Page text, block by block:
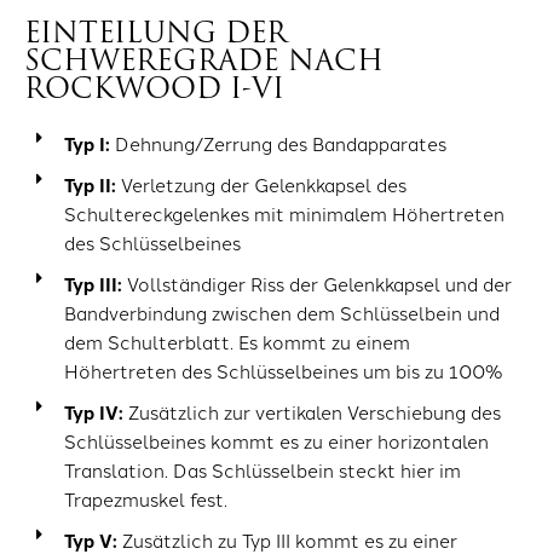
EINTEILUNG DER
SCHWEREGRADE NACH
ROCKWOOD I-VI
Typ I: Dehnung/Zerrung des Bandapparates
Typ II: Verletzung der Gelenkkapsel des
Schultereckgelenkes mit minimalem Höhertreten
des Schlüsselbeines
Typ III: Vollständiger Riss der Gelenkkapsel und der
Bandverbindung zwischen dem Schlüsselbein und
dem Schulterblatt. Es kommt zu einem
Höhertreten des Schlüsselbeines um bis zu 100%
Typ IV: Zusätzlich zur vertikalen Verschiebung des
Schlüsselbeines kommt es zu einer horizontalen
Translation. Das Schlüsselbein steckt hier im
Trapezmuskel fest.
Typ V: Zusätzlich zu Typ III kommt es zu einer